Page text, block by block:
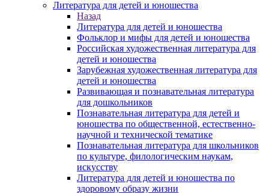
Литература для детей и юношества
Назад
Литература для детей и юношества
Фольклор и мифы для детей и юношества
Российская художественная литература для
детей и юношества
Зарубежная художественная литература для
детей и юношества
Развивающая и познавательная литература
для дошкольников
Познавательная литература для детей и
юношества по общественной, естественно-
научной и технической тематике
Познавательная литература для школьников
по культуре, филологическим наукам,
искусству
Литература для детей и юношества по
здоровому образу жизни